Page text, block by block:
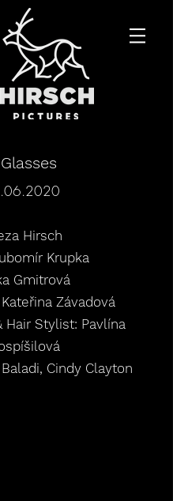
Hirsch
Krupka
Gmitrová
Závadová
Hair Stylist: Pavlína
Cindy Clayton